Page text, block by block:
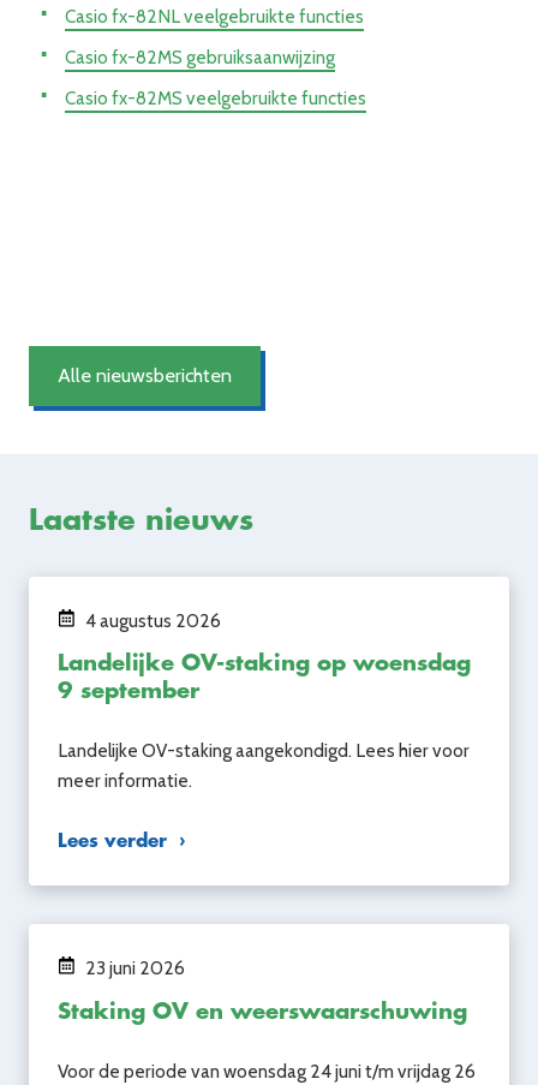
Casio fx-82NL veelgebruikte functies
Casio fx-82MS gebruiksaanwijzing
Casio fx-82MS veelgebruikte functies
Alle nieuwsberichten
Laatste nieuws
4 augustus 2026
Landelijke OV-staking op woensdag
9 september
Landelijke OV-staking aangekondigd. Lees hier voor
meer informatie.
Lees verder
23 juni 2026
Staking OV en weerswaarschuwing
Voor de periode van woensdag 24 juni t/m vrijdag 26